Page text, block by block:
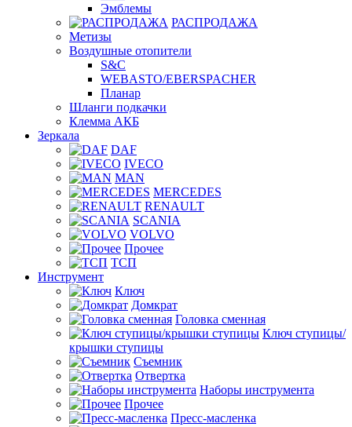
Эмблемы
РАСПРОДАЖА
Метизы
Воздушные отопители
S&C
WEBASTO/EBERSPACHER
Планар
Шланги подкачки
Клемма АКБ
Зеркала
DAF
IVECO
MAN
MERCEDES
RENAULT
SCANIA
VOLVO
Прочее
ТСП
Инструмент
Ключ
Домкрат
Головка сменная
Ключ ступицы/
крышки ступицы
Съемник
Отвертка
Наборы инструмента
Прочее
Пресс-масленка